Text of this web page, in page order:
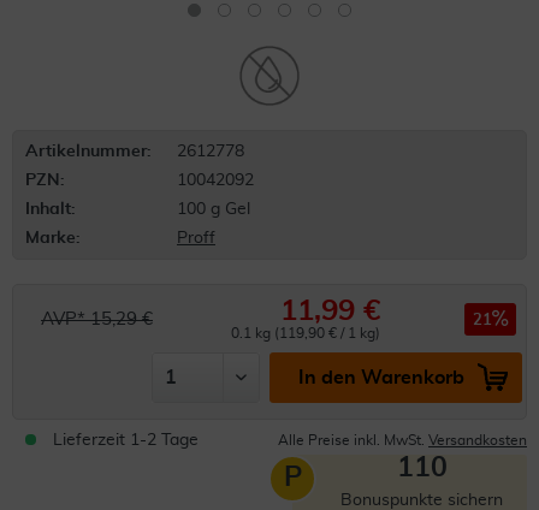
Artikelnummer:
2612778
PZN:
10042092
Inhalt:
100 g Gel
Marke:
Proff
AVP* 15,29 € 11,99 €
0.1 kg (119,90 € / 1 kg)
21
In den Warenkorb
Lieferzeit 1-2 Tage Alle Preise inkl. MwSt. Versandkosten
P 110
Bonuspunkte sichern